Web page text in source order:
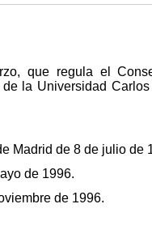
que regula el
la Universidad
Madrid de 8 de julio de
de 1996.
de 1996.